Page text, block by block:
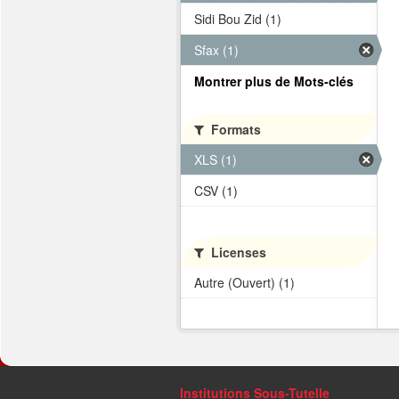
Sidi Bou Zid (1)
Sfax (1)
Montrer plus de Mots-clés
Formats
XLS (1)
CSV (1)
Licenses
Autre (Ouvert) (1)
Institutions Sous-Tutelle